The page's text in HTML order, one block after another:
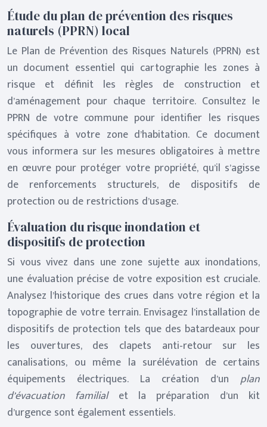
Étude du plan de prévention des risques
naturels (PPRN) local
Le Plan de Prévention des Risques Naturels (PPRN) est
un document essentiel qui cartographie les zones à
risque et définit les règles de construction et
d’aménagement pour chaque territoire. Consultez le
PPRN de votre commune pour identifier les risques
spécifiques à votre zone d’habitation. Ce document
vous informera sur les mesures obligatoires à mettre
en œuvre pour protéger votre propriété, qu’il s’agisse
de renforcements structurels, de dispositifs de
protection ou de restrictions d’usage.
Évaluation du risque inondation et
dispositifs de protection
Si vous vivez dans une zone sujette aux inondations,
une évaluation précise de votre exposition est cruciale.
Analysez l’historique des crues dans votre région et la
topographie de votre terrain. Envisagez l’installation de
dispositifs de protection tels que des batardeaux pour
les ouvertures, des clapets anti-retour sur les
canalisations, ou même la surélévation de certains
équipements électriques. La création d’un plan
d’évacuation familial et la préparation d’un kit
d’urgence sont également essentiels.